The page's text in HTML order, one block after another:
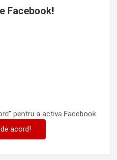
Facebook!
pentru a activa Facebook
acord!